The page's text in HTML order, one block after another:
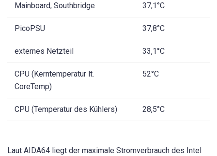
Mainboard, Southbridge 37,1°C
PicoPSU 37,8°C
externes Netzteil 33,1°C
CPU (Kerntemperatur lt.
CoreTemp)
52°C
CPU (Temperatur des Kühlers) 28,5°C
Laut AIDA64 liegt der maximale Stromverbrauch des Intel